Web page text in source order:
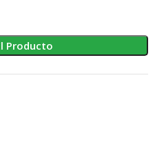
Producto